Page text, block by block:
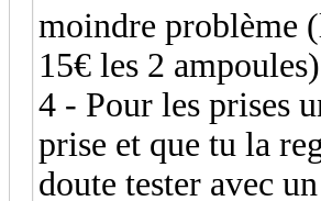
moindre problème
15€ les 2 ampoules)
4 - Pour les prises
prise et que tu la
doute tester avec